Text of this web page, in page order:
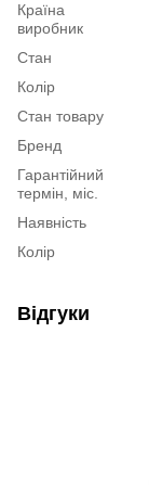
Країна
виробник
Стан
Колір
Стан товару
Бренд
Гарантійний
термін, міс.
Наявність
Колір
Відгуки